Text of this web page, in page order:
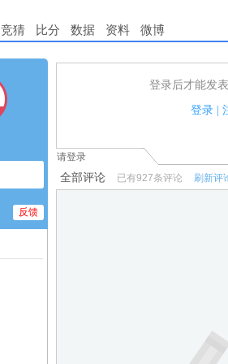
竞猜 比分 数据 资料 微博
反馈
登录后才能发
登录|
1.电脑端新用户可以发表评论了！
请登录
全部评论 已有927条评论 刷新评